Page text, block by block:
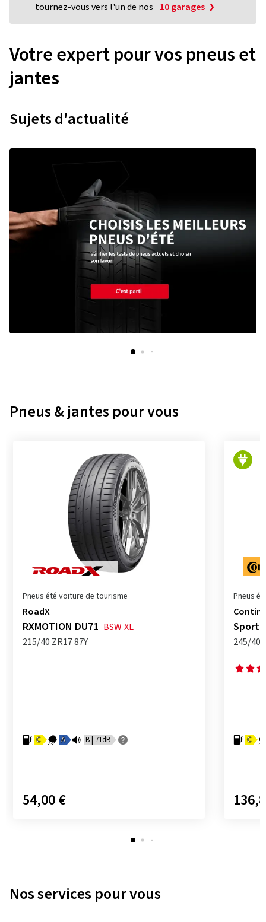
tournez-vous vers l'un de nos 10 garages
Votre expert pour vos pneus et
jantes
Sujets d'actualité
Pneus & jantes pour vous
RoadX
RXMOTION DU71 BSWXL
215/40 ZR17 87Y
Pneus été voiture de tourisme
C A B | 71dB
54,00 €
245/40
Pneus
C
Nos services pour vous